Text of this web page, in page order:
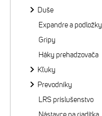
Duše
Expandre a podložky
Gripy
Háky prehadzovača
Kľuky
Prevodníky
LRS príslušenstvo